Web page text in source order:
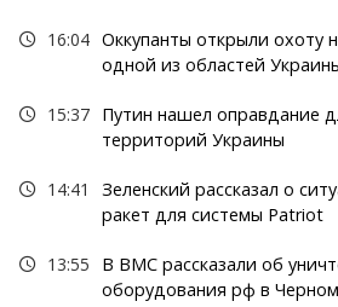
16:04 Оккупанты открыли охоту
одной из областей
15:37 Путин нашел оправдание
территорий Украины
14:41
Зеленский рассказал о
ракет для системы Patriot
13:55
В ВМС рассказали об
оборудования рф в